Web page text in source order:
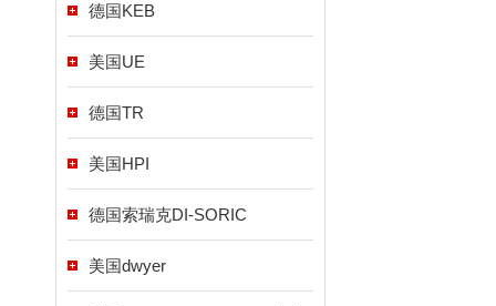
德国KEB
美国UE
德国TR
美国HPI
德国索瑞克DI-SORIC
美国dwyer